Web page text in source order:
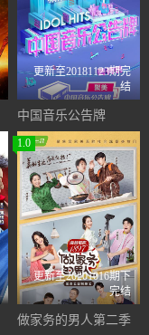
更新至20181123期完
结
中国音乐公告牌
1.0
更新至20201016期下
完结
做家务的男人第二季